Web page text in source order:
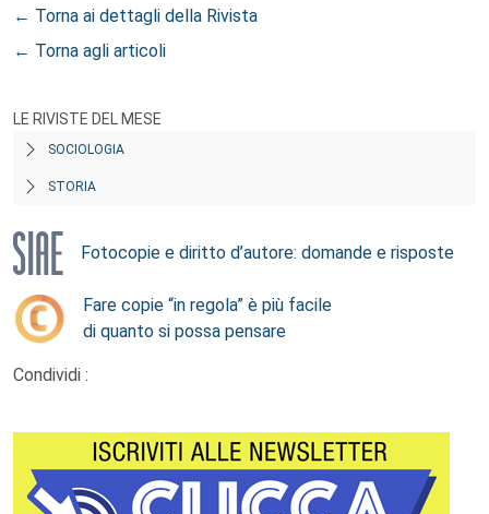
← Torna ai dettagli della Rivista
← Torna agli articoli
LE RIVISTE DEL MESE
SOCIOLOGIA
STORIA
Fotocopie e diritto d’autore: domande e risposte
Fare copie “in regola” è più facile
di quanto si possa pensare
Condividi :